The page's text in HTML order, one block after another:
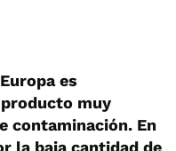
es
muy
contaminación. En
la baja cantidad de